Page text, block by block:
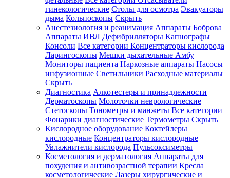
гинекологические Столы для осмотра Эвакуаторы
дыма Кольпоскопы Скрыть
Анестезиология и реанимация Аппараты Боброва
Аппараты ИВЛ Дефибрилляторы Капнографы
Консоли Все категории Концентраторы кислорода
Ларингоскопы Мешки дыхательные Амбу
Мониторы пациента Наркозные аппараты Насосы
инфузионные Светильники Расходные материалы
Скрыть
Диагностика Алкотестеры и принадлежности
Дерматоскопы Молоточки неврологические
Стетоскопы Тонометры и манжеты Все категории
Фонарики диагностические Термометры Скрыть
Кислородное оборудование Коктейлеры
кислородные Концентраторы кислородные
Увлажнители кислорода Пульсоксиметры
Косметология и дерматология Аппараты для
похудения и антивозрастной терапии Кресла
косметологические Лазеры хирургические и